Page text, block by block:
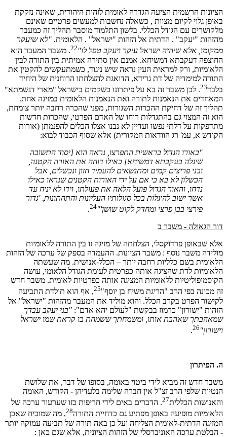
הציונות הרשמית הציעה הגדרה לאומית לזהות היהודית, שאינה נזקקת
באופן גלוי לקיום מצוות , כשאלה נחשבות למעשים פרטיים שאינם
מלקושרים עם הגודל הכללי. בלשון התלמוד מוסבר תהליך זה כמעבר
מהזהות "יעקב" . הדתית אל הזהות "ישראל" . הלאומית. "לא שיעקר
ממקומו, אלא שיהיה ישראל עיקר ויעקב טפל לו" 22. משבר המעבר הוא
החוצפה דעקבתא דמשיחא. אמנם אין סתירה אמיתית בין התורה לבין
הלאומיות, ורק למראית העין נראה שיש ניגוד, כשמתעקשים להקטין את
התורה למימדיה של דת גרידא, הדואגת להצלחתו הרוחנית של היחיד
בלבד23. לכן משבר זה בא על פיתרונו כשקמים בישראל "מארי דנשמתא"
המאחדים את הנאמנות לתורה ואת הנאמנות הלאומית במזיגה אחת.
תהליך זה של דחיקת ההכרות השגורות, מפני שהכרה רחבה יותר צומחת,
הוא זה המצוי גם בהתגדלות רוחו של האדם הפרטי, שהכרות חדשות
מתדפקות על דלתי נפשו ועדיין לא נבנו אצלו הכלים להפנמתן (אורות
הקודש א, עמ' רג הוודאות המקורית) אלא שסוף הכבוד לבוא:
"באורו הגדול בראשית התפרצו, נראה הוא [יסוד התשובה
שיגלה בעקבתא דמשיחא] כאילו דוחה את האורה הקטנה,
ובני פריצים קמים ומתנשאים להעמיד חזון ונכשלים, אבל
הכשלון לא בא כי אם על ידי האורות הקטנים שנראו כאילו
נדחו, והאור הגדול פועל הלאה את פעולתו, וידו לא יניח עד
אשר ישוב להיגלות בכל סגולותיו העליונות והתחתונות, 'גדור
פירצי בבן פרצי ומחדק לקוט שושן'"24
.
דור הגאולה - משבר ב
אלא שבאופן פרדוקסלי, הצלחתה של מזיגה זו בין התורה ללאומיות
מולידה משבר נוסף : משבר הציונות. ההעמדה בספק של ערכה של הזהות
הלאומית בשם כלליות רחבה יותר – הכלל-אנושית. מה שעשתה
הלאומיות לדת שהציגה אותה כפרטית לעומת הגודל הלאומי, עושה
הקוסמופוליטיות ללאומיות המציגה אותה כפרטיות לאומית. משבר חדש
זה מכונה בפי הרב "הריגת משיח בן יוסף"25, אף הוא תולדת התביעה
לקישור הפרט בקרב הכלל. והוא מוליד את המעבר מהזהות "ישראל" אל
הזהות "ישורון" כרמוז בבקשת "לעולם יהא אדם": "בני יעקב עבדך
שמאהבתך שאהבת אותו, ומשמחתך ששמחת בו קראת שמו ישראל
וישורון" 26
.
ה. הפיתרון
משבר חדש זה מביא לידי ביטוי באומה, בסופו של דבר, את שלושת
הנטיות שלפי הרב זצ"ל אין חברה שלימה בלעדיהן - הקודש, האומה
והאנושות הכללית27. הדברים באים לידי חריפות כזו שערעור ערכה של
הלאומיות מופיעה באופן מפתיע גם כדחיית התורה28, מה שמוכיח שאכן
המזיגה הדתית-לאומית הצליחה ועל כן באה תורה של תביעה עמוקה יותר
- הבלטת ערכה האוניברסלי של הזהות הציונית, אלא שגם כאן :